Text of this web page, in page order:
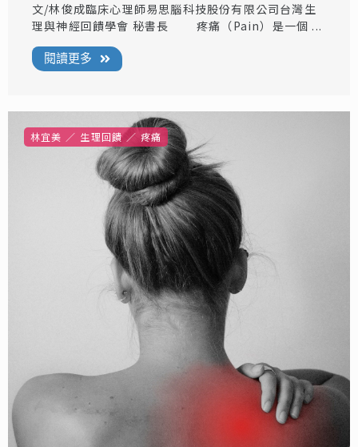
文/林俊成臨床心理師易思腦科技股份有限公司台灣生
理與神經回饋學會 秘書長 疼痛（Pain）是一個 ...
閱讀更多
林宜美 生理回饋 疼痛